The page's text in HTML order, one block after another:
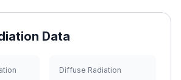
Data
Diffuse Radiation